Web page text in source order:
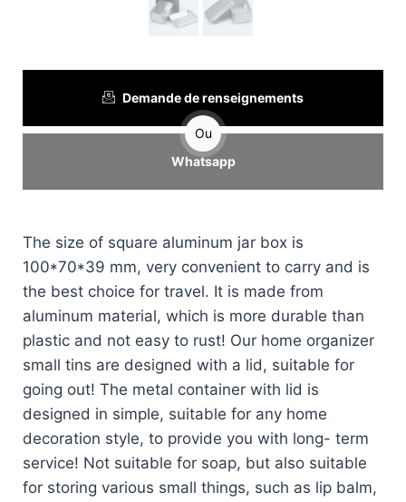
Demande de renseignements
Ou
Whatsapp
The size of square aluminum jar box is
100*70*39 mm, very convenient to carry and is
the best choice for travel. It is made from
aluminum material, which is more durable than
plastic and not easy to rust! Our home organizer
small tins are designed with a lid, suitable for
going out! The metal container with lid is
designed in simple, suitable for any home
decoration style, to provide you with long- term
service! Not suitable for soap, but also suitable
for storing various small things, such as lip balm,